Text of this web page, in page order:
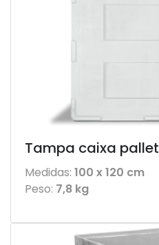
Tampa caixa pallet
Medidas: 100 x 120 cm
Peso: 7,8 kg